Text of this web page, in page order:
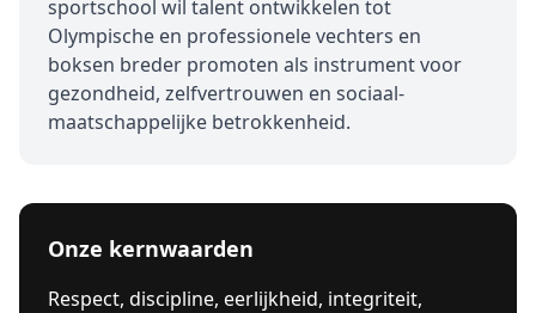
sportschool wil talent ontwikkelen tot
Olympische en professionele vechters en
boksen breder promoten als instrument voor
gezondheid, zelfvertrouwen en sociaal-
maatschappelijke betrokkenheid.
Onze kernwaarden
Respect, discipline, eerlijkheid, integriteit,